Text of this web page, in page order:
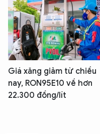
Giá xăng giảm từ chiều
nay, RON95E10 về hơn
22.300 đồng/lít